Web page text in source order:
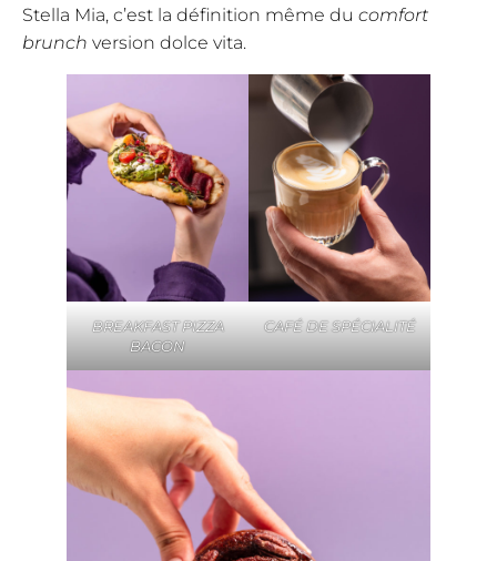
Stella Mia, c’est la définition même du comfort
brunch version dolce vita.
BREAKFAST PIZZA
BACON
CAFÉ DE SPÉCIALITÉ